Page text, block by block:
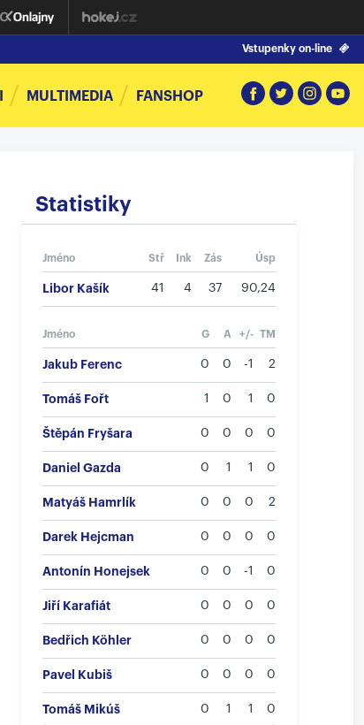
Vstupenky on-line
MULTIMEDIA FANSHOP
Statistiky
Jméno Stř Ink Zás Úsp
Libor Kašík 41 4 37 90,24
Jméno G A +/- TM
Jakub Ferenc 0 0 -1 2
Tomáš Fořt 1 0 1 0
Štěpán Fryšara 0 0 0 0
Daniel Gazda 0 1 1 0
Matyáš Hamrlík 0 0 0 2
Darek Hejcman 0 0 0 0
Antonín Honejsek 0 0 -1 0
Jiří Karafiát 0 0 0 0
Bedřich Köhler 0 0 0 0
Pavel Kubiš 0 0 0 0
Tomáš Mikúš 0 1 1 0